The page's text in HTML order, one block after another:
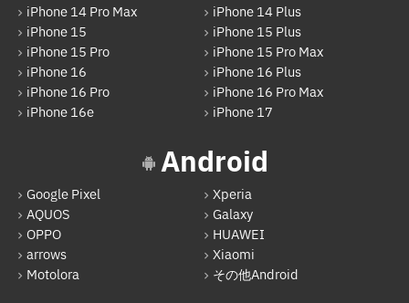
iPad Pro 12.9インチ（第6世代）
iPad Air（第1世代）
iPad mini（第2世代）
iPad mini（第4世代）
iPad Pro 12.9インチ（第1世代）
iPad（第5世代）
iPhone 14 Pro Max
iPhone 14 Plus
iPhone 15
iPhone 15 Plus
iPhone 15 Pro
iPhone 15 Pro Max
iPhone 16
iPhone 16 Plus
iPhone 16 Pro
iPhone 16 Pro Max
iPhone 16e
iPhone 17
Android
Google Pixel
Xperia
AQUOS
Galaxy
OPPO
HUAWEI
arrows
Xiaomi
Motolora
その他Android